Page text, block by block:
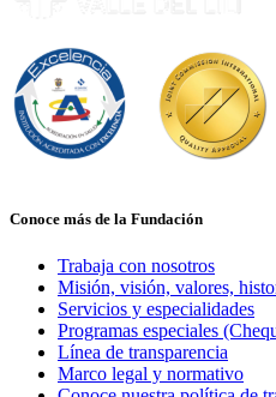
Conoce más de la Fundación
Trabaja con nosotros
Misión, visión, valores,
Servicios y especialidades
Programas especiales
Línea de transparencia
Marco legal y normativo